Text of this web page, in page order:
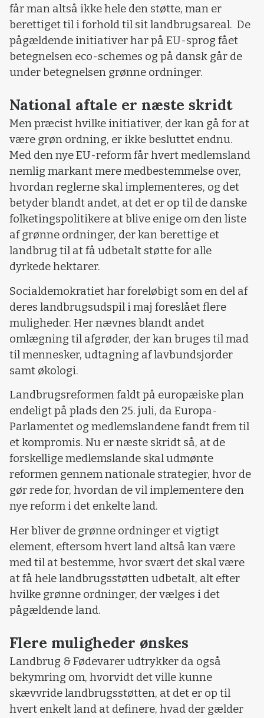
får man altså ikke hele den støtte, man er
berettiget til i forhold til sit landbrugsareal. De
pågældende initiativer har på EU-sprog fået
betegnelsen eco-schemes og på dansk går de
under betegnelsen grønne ordninger.
National aftale er næste skridt
Men præcist hvilke initiativer, der kan gå for at
være grøn ordning, er ikke besluttet endnu.
Med den nye EU-reform får hvert medlemsland
nemlig markant mere medbestemmelse over,
hvordan reglerne skal implementeres, og det
betyder blandt andet, at det er op til de danske
folketingspolitikere at blive enige om den liste
af grønne ordninger, der kan berettige et
landbrug til at få udbetalt støtte for alle
dyrkede hektarer.
Socialdemokratiet har foreløbigt som en del af
deres landbrugsudspil i maj foreslået flere
muligheder. Her nævnes blandt andet
omlægning til afgrøder, der kan bruges til mad
til mennesker, udtagning af lavbundsjorder
samt økologi.
Landbrugsreformen faldt på europæiske plan
endeligt på plads den 25. juli, da Europa-
Parlamentet og medlemslandene fandt frem til
et kompromis. Nu er næste skridt så, at de
forskellige medlemslande skal udmønte
reformen gennem nationale strategier, hvor de
gør rede for, hvordan de vil implementere den
nye reform i det enkelte land.
Her bliver de grønne ordninger et vigtigt
element, eftersom hvert land altså kan være
med til at bestemme, hvor svært det skal være
at få hele landbrugsstøtten udbetalt, alt efter
hvilke grønne ordninger, der vælges i det
pågældende land.
Flere muligheder ønskes
Landbrug & Fødevarer udtrykker da også
bekymring om, hvorvidt det ville kunne
skævvride landbrugsstøtten, at det er op til
hvert enkelt land at definere, hvad der gælder